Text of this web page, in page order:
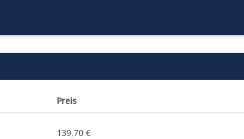
Preis
139,70 €